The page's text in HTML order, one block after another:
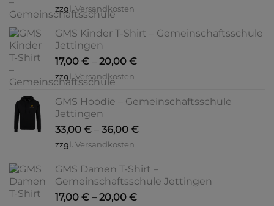
zzgl.Versandkosten
GMS Kinder T-Shirt – Gemeinschaftsschule
Jettingen
17,00 € – 20,00 €
zzgl.Versandkosten
GMS Hoodie – Gemeinschaftsschule
Jettingen
33,00 € – 36,00 €
zzgl. Versandkosten
GMS Damen T-Shirt –
Gemeinschaftsschule Jettingen
17,00 € – 20,00 €